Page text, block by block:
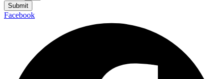
Submit
Facebook